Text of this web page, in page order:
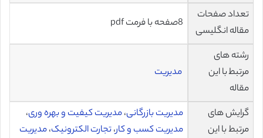
تعداد صفحات
مقاله انگلیسی
8صفحه با فرمت pdf
رشته های
مرتبط با این
مقاله
مدیریت
گرایش های
مرتبط با این
مدیریت بازرگانی،مدیریت کیفیت و بهره وری،
مدیریت کسب و کار،تجارت الکترونیک،مدیریت